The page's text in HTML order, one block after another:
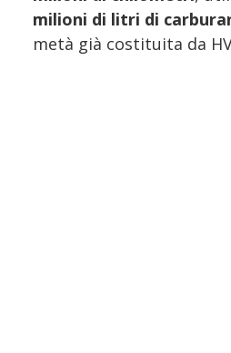
milioni di litri di
metà già costituita da